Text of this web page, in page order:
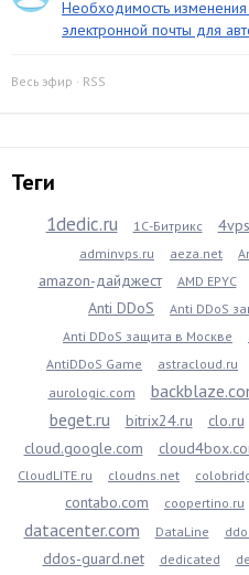
Необходимость
электронной почты для
Весь эфир · RSS
Теги
1dedic.ru 1С-Битрикс
adminvps.ru
aeza.net
amazon-дайджест AMD EPYC
Anti DDoS
Anti DDoS
Anti DDoS защита в Москве
AntiDDoS Game astracloud.ru
aurologic.com
beget.ru bitrix24.ru clo.ru
cloud.google.com
CloudLITE.ru cloudns.net
contabo.com coopertino.ru
datacenter.com DataLine
ddos-guard.net dedicated